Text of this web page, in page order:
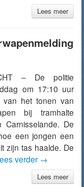
Lees meer
– De politie
om 17:10 uur
van het tonen van
bij tramhalte
Carnisselande. De
een jongen een
zijn tas haalde. De
verder →
Lees meer